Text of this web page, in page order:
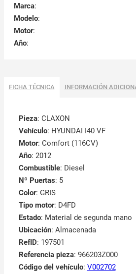
Marca:
Modelo:
Motor:
Año:
FICHA TÉCNICA INFORMACIÓN
Pieza: CLAXON
Vehículo: HYUNDAI I40 VF
Motor: Comfort (116CV)
Año: 2012
Combustible: Diesel
Nº Puertas: 5
Color: GRIS
Tipo motor: D4FD
Estado: Material de segunda mano
Ubicación: Almacenada
RefID: 197501
Referencia pieza: 966203Z000
Código del vehículo: V002702